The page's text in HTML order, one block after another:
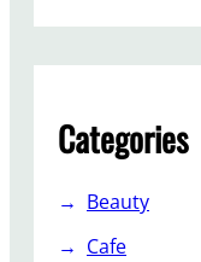
Categories
Beauty
Cafe